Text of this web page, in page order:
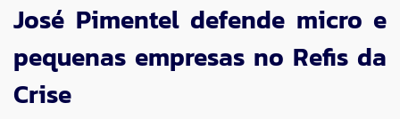
José Pimentel defende micro e
pequenas empresas no Refis da
Crise